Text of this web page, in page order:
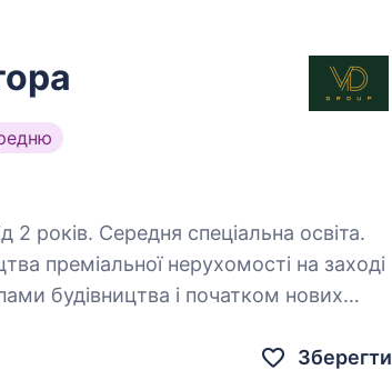
2 років. Середня спеціальна освіта.
преміальної нерухомості на заході
будівництва і початком нових
Зберегти